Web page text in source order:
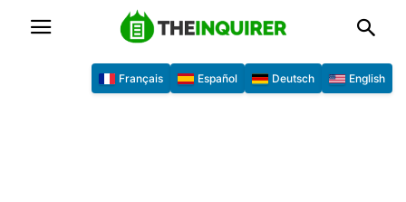
Français Español Deutsch English